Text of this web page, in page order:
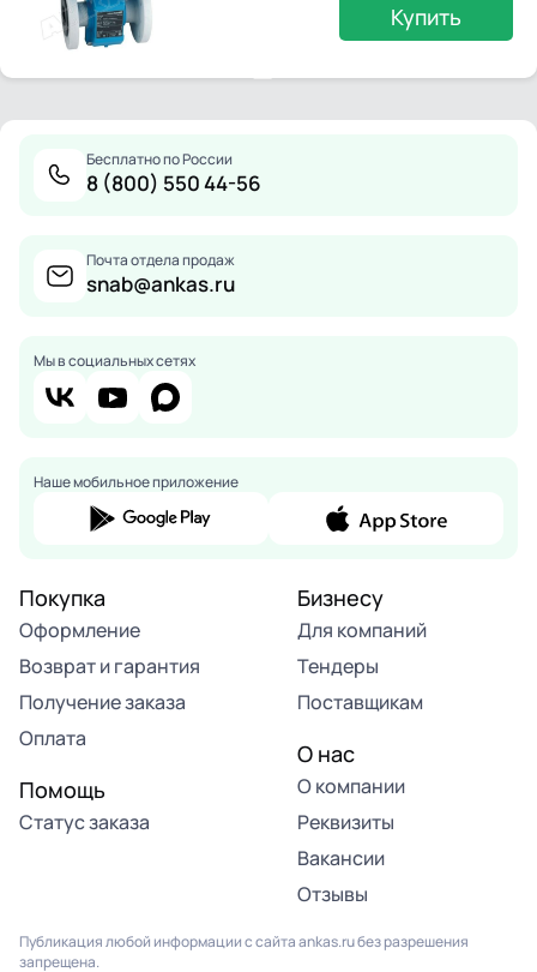
Купить
Бесплатно по России
8 (800) 550 44-56
Почта отдела продаж
snab@ankas.ru
Мы в социальных сетях
Наше мобильное приложение
Покупка
Оформление
Возврат и гарантия
Получение заказа
Оплата
Помощь
Статус заказа
Бизнесу
Для компаний
Тендеры
Поставщикам
О нас
О компании
Реквизиты
Вакансии
Отзывы
Публикация любой информации с сайта ankas.ru без разрешения
запрещена.